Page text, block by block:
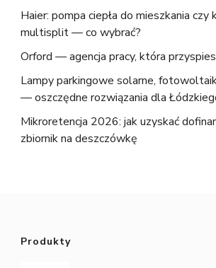
Haier: pompa ciepła do mieszkania czy
multisplit — co wybrać?
Orford — agencja pracy, która
Lampy parkingowe solarne,
— oszczędne rozwiązania dla
Mikroretencja 2026: jak uzyskać
zbiornik na deszczówkę
Produkty